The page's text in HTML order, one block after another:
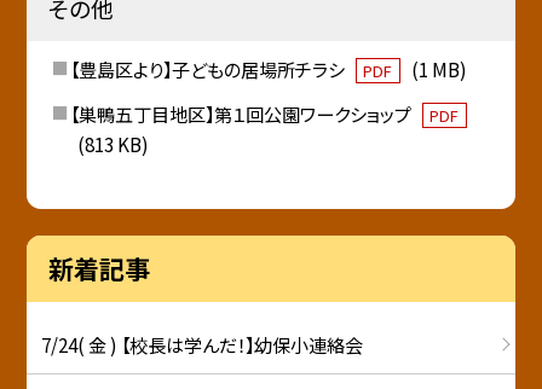
その他
【豊島区より】子どもの居場所チラシ PDF
(1 MB)
【巣鴨五丁目地区】第１回公園ワークショップ
PDF
(813 KB)
新着記事
7/24( 金 ) 【校長は学んだ！】幼保小連絡会